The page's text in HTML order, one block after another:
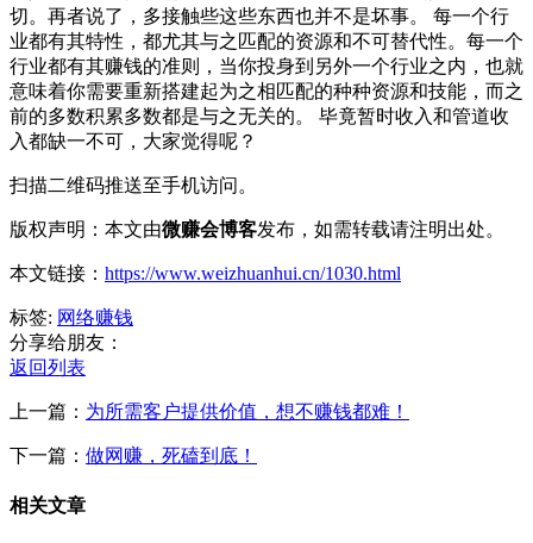
切。再者说了，多接触些这些东西也并不是坏事。 每一个行
业都有其特性，都尤其与之匹配的资源和不可替代性。每一个
行业都有其赚钱的准则，当你投身到另外一个行业之内，也就
意味着你需要重新搭建起为之相匹配的种种资源和技能，而之
前的多数积累多数都是与之无关的。 毕竟暂时收入和管道收
入都缺一不可，大家觉得呢？
扫描二维码推送至手机访问。
版权声明：本文由微赚会博客发布，如需转载请注明出处。
本文链接： https://www.weizhuanhui.cn/1030.html
标签: 网络赚钱
分享给朋友：
返回列表
上一篇： 为所需客户提供价值，想不赚钱都难！
下一篇： 做网赚，死磕到底！
相关文章